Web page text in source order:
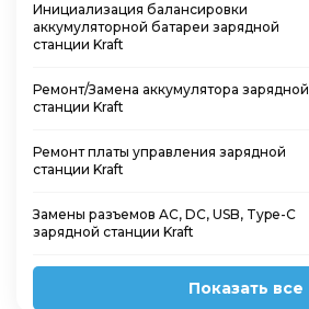
Инициализация балансировки
аккумуляторной батареи зарядной
станции Kraft
Ремонт/Замена аккумулятора зарядной
станции Kraft
Ремонт платы управления зарядной
станции Kraft
Замены разъемов AC, DC, USB, Type-C
зарядной станции Kraft
Показать все